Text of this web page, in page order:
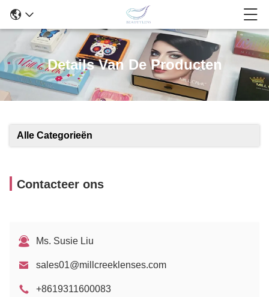
Details Van De Producten
Alle Categorieën
Contacteer ons
Ms. Susie Liu
sales01@millcreeklenses.com
+8619311600083